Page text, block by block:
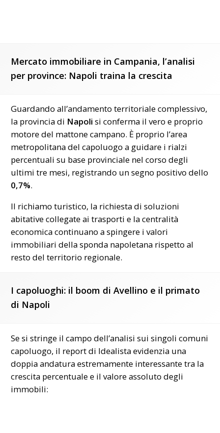
Mercato immobiliare in Campania, l’analisi
per province: Napoli traina la crescita
Guardando all’andamento territoriale complessivo,
la provincia di Napoli si conferma il vero e proprio
motore del mattone campano. È proprio l’area
metropolitana del capoluogo a guidare i rialzi
percentuali su base provinciale nel corso degli
ultimi tre mesi, registrando un segno positivo dello
0,7%.
Il richiamo turistico, la richiesta di soluzioni
abitative collegate ai trasporti e la centralità
economica continuano a spingere i valori
immobiliari della sponda napoletana rispetto al
resto del territorio regionale.
I capoluoghi: il boom di Avellino e il primato
di Napoli
Se si stringe il campo dell’analisi sui singoli comuni
capoluogo, il report di Idealista evidenzia una
doppia andatura estremamente interessante tra la
crescita percentuale e il valore assoluto degli
immobili: